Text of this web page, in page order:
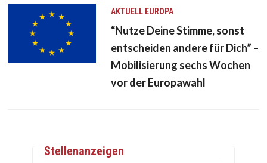
AKTUELL EUROPA
“Nutze Deine Stimme, sonst
entscheiden andere für Dich” –
Mobilisierung sechs Wochen
vor der Europawahl
Stellenanzeigen